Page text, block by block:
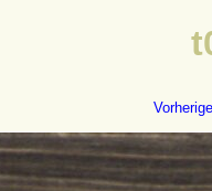
Vorherige